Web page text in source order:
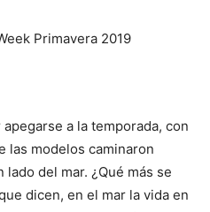
a la temporada, con
las modelos caminaron
lado del mar. ¿Qué más se
dicen, en el mar la vida en